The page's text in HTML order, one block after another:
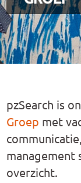
pzSearch is
Groep met
management
overzicht.